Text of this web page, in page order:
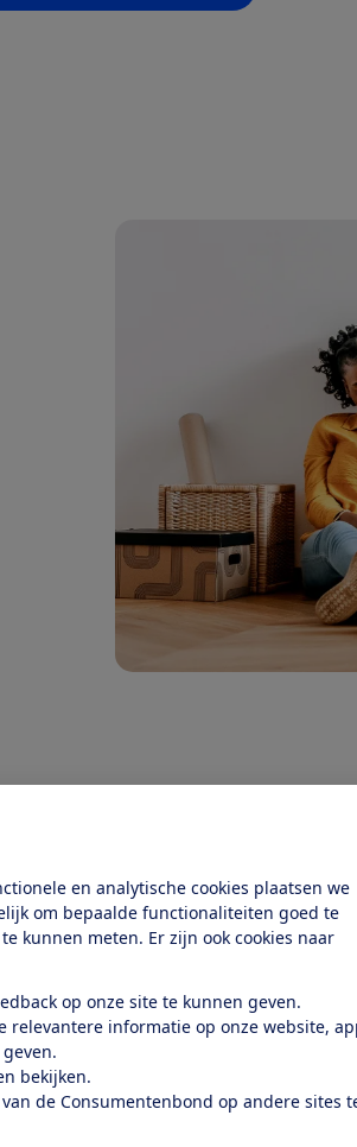
en analytische cookies plaatsen we
om bepaalde functionaliteiten goed te
kunnen meten. Er zijn ook cookies naar
op onze site te kunnen geven.
relevantere informatie op onze website,
bekijken.
de Consumentenbond op andere sites
120x60 Logo Fujitsu